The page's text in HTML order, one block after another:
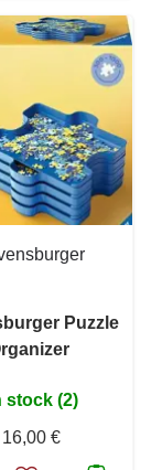
Puzzle
stock (2)
16,00 €